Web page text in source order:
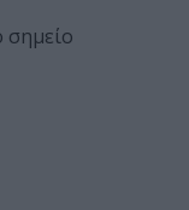
σημείο